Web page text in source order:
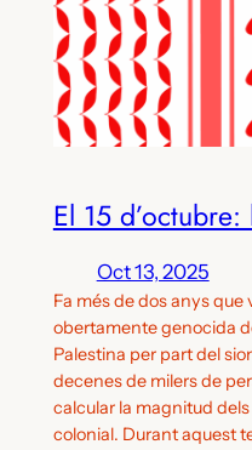
El 15
Oct 13, 2025
Fa més de dos anys
obertamente genocida
Palestina per part del
decenes de milers de
calcular la magnitud
colonial. Durant aquest